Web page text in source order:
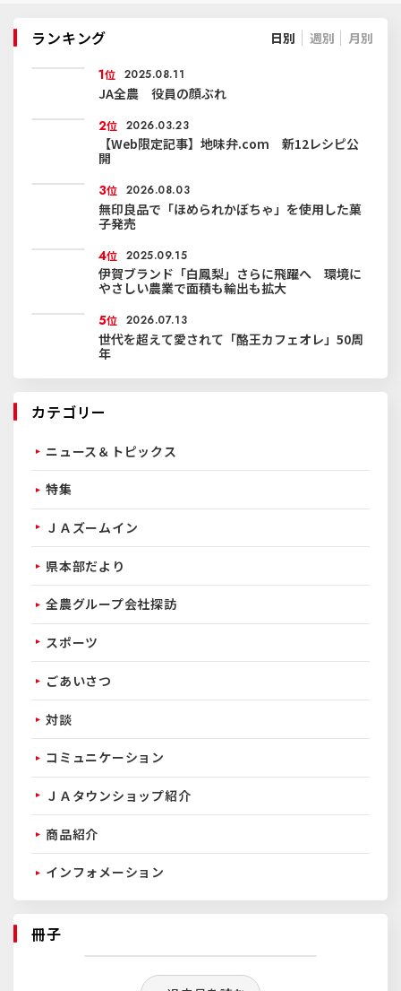
ランキング 日別 週別 月別
1位 2025.08.11
JA全農 役員の顔ぶれ
2位 2026.03.23
【Web限定記事】地味弁.com 新12レシピ公
開
3位 2026.08.03
無印良品で「ほめられかぼちゃ」を使用した菓
子発売
4位 2025.09.15
伊賀ブランド「白鳳梨」さらに飛躍へ 環境に
やさしい農業で面積も輸出も拡大
5位 2026.07.13
世代を超えて愛されて「酪王カフェオレ」50周
年
カテゴリー
ニュース＆トピックス
特集
ＪＡズームイン
県本部だより
全農グループ会社探訪
スポーツ
ごあいさつ
対談
コミュニケーション
ＪＡタウンショップ紹介
商品紹介
インフォメーション
冊子